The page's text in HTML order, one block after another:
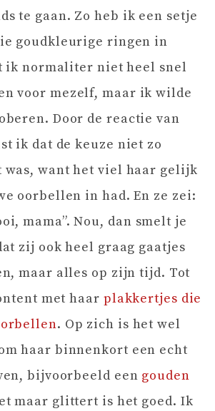
te gaan. Zo heb ik een setje
goudkleurige ringen in
ik normaliter niet heel snel
voor mezelf, maar ik wilde
Door de reactie van
ik dat de keuze niet zo
was, want het viel haar gelijk
oorbellen in had. En ze zei:
mama”. Nou, dan smelt je
zij ook heel graag gaatjes
maar alles op zijn tijd. Tot
met haar plakkertjes die
. Op zich is het wel
haar binnenkort een echt
bijvoorbeeld een gouden
maar glittert is het goed. Ik